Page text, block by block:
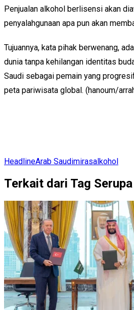
Penjualan alkohol berlisensi akan
penyalahgunaan apa pun akan
Tujuannya, kata pihak berwenang,
dunia tanpa kehilangan identitas
Saudi sebagai pemain yang
peta pariwisata global. (hanoum/
HeadlineArab Saudimirasalkohol
Terkait dari Tag Serupa